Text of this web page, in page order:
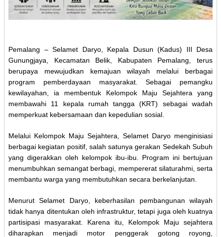
Pemalang – Selamet Daryo, Kepala Dusun (Kadus) III Desa
Gunungjaya, Kecamatan Belik, Kabupaten Pemalang, terus
berupaya mewujudkan kemajuan wilayah melalui berbagai
program pemberdayaan masyarakat. Sebagai pemangku
kewilayahan, ia membentuk Kelompok Maju Sejahtera yang
membawahi 11 kepala rumah tangga (KRT) sebagai wadah
memperkuat kebersamaan dan kepedulian sosial.
Melalui Kelompok Maju Sejahtera, Selamet Daryo menginisiasi
berbagai kegiatan positif, salah satunya gerakan Sedekah Subuh
yang digerakkan oleh kelompok ibu-ibu. Program ini bertujuan
menumbuhkan semangat berbagi, mempererat silaturahmi, serta
membantu warga yang membutuhkan secara berkelanjutan.
Menurut Selamet Daryo, keberhasilan pembangunan wilayah
tidak hanya ditentukan oleh infrastruktur, tetapi juga oleh kuatnya
partisipasi masyarakat. Karena itu, Kelompok Maju sejahtera
diharapkan menjadi motor penggerak gotong royong,